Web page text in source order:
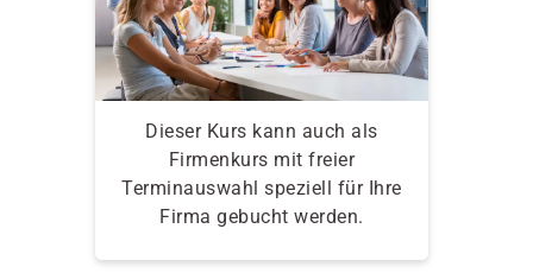
Dieser Kurs kann auch als
Firmenkurs mit freier
Terminauswahl speziell für Ihre
Firma gebucht werden.